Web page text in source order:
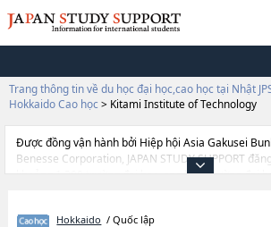
Trang thông tin về du học đại học,cao học tại Nhật
Hokkaido Cao học > Kitami Institute of Technology
Được đồng vận hành bởi Hiệp hội Asia Gakusei
Benesse Corporation, JAPAN STUDY SUPPORT
khoảng 1.300 trường đại học, cao học, trường đại
thông tin cần thiết dành cho du học sinh, như là về
Hokkaido / Quốc lập